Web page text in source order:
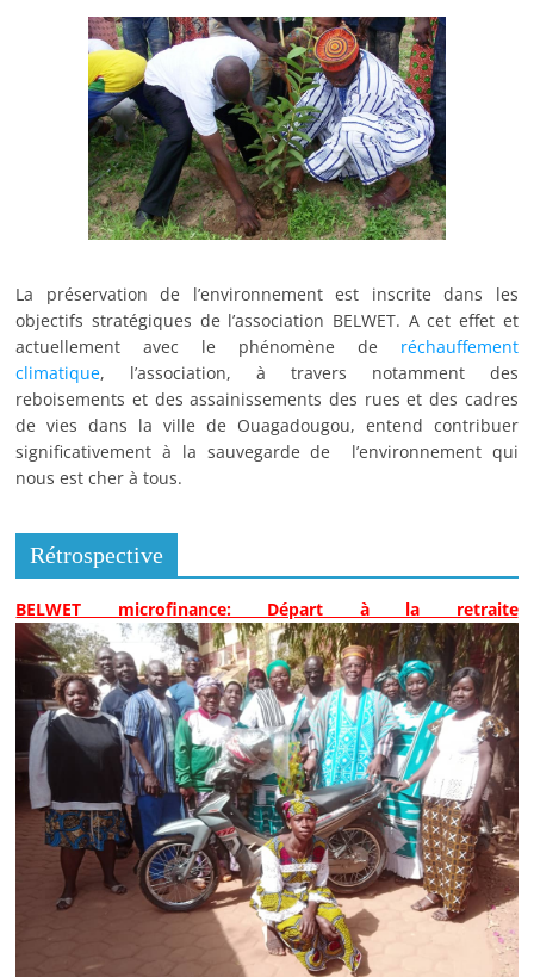
La préservation de l’environnement est inscrite dans les
objectifs stratégiques de l’association BELWET. A cet effet et
actuellement avec le phénomène de réchauffement
climatique, l’association, à travers notamment des
reboisements et des assainissements des rues et des cadres
de vies dans la ville de Ouagadougou, entend contribuer
significativement à la sauvegarde de l’environnement qui
nous est cher à tous.
Rétrospective
BELWET microfinance: Départ à la retraite